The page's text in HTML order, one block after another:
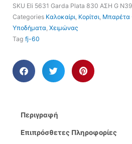
SKU Eli 5631 Garda Plata 830 ΑΣΗ G N39
Categories Καλοκαίρι Κορίτσι Μπαρέτα
Υποδήματα Χειμώνας
Tag fj-60
Περιγραφή
Επιπρόσθετες Πληροφορίες